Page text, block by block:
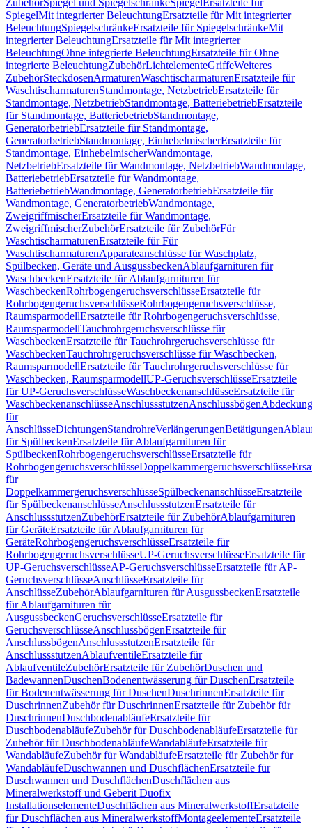
ZubehörSpiegel und SpiegelschränkeSpiegel Ersatzteile für
SpiegelMit integrierter BeleuchtungErsatzteile für Mit integrierter
BeleuchtungSpiegelschränkeErsatzteile für SpiegelschränkeMit
integrierter BeleuchtungErsatzteile für Mit integrierter
BeleuchtungOhne integrierte BeleuchtungErsatzteile für Ohne
integrierte BeleuchtungZubehörLichtelementeGriffeWeiteres
ZubehörSteckdosenArmaturenWaschtischarmaturenErsatzteile für
WaschtischarmaturenStandmontage, NetzbetriebErsatzteile für
Standmontage, NetzbetriebStandmontage, BatteriebetriebErsatzteile
für Standmontage, BatteriebetriebStandmontage,
GeneratorbetriebErsatzteile für Standmontage,
GeneratorbetriebStandmontage, EinhebelmischerErsatzteile für
Standmontage, EinhebelmischerWandmontage,
NetzbetriebErsatzteile für Wandmontage, NetzbetriebWandmontage,
BatteriebetriebErsatzteile für Wandmontage,
BatteriebetriebWandmontage, GeneratorbetriebErsatzteile für
Wandmontage, GeneratorbetriebWandmontage,
ZweigriffmischerErsatzteile für Wandmontage,
ZweigriffmischerZubehörErsatzteile für ZubehörFür
WaschtischarmaturenErsatzteile für Für
WaschtischarmaturenApparateanschlüsse für Waschplatz,
Spülbecken, Geräte und AusgussbeckenAblaufgarnituren für
WaschbeckenErsatzteile für Ablaufgarnituren für
WaschbeckenRohrbogengeruchsverschlüsseErsatzteile für
RohrbogengeruchsverschlüsseRohrbogengeruchsverschlüsse,
RaumsparmodellErsatzteile für Rohrbogengeruchsverschlüsse,
RaumsparmodellTauchrohrgeruchsverschlüsse für
WaschbeckenErsatzteile für Tauchrohrgeruchsverschlüsse für
WaschbeckenTauchrohrgeruchsverschlüsse für Waschbecken,
RaumsparmodellErsatzteile für Tauchrohrgeruchsverschlüsse für
Waschbecken, RaumsparmodellUP-GeruchsverschlüsseErsatzteile
für UP-GeruchsverschlüsseWaschbeckenanschlüsseErsatzteile für
WaschbeckenanschlüsseAnschlussstutzenAnschlussbögen
für
AnschlüsseDichtungenStandrohreVerlängerungenBetätigungen
für SpülbeckenErsatzteile für Ablaufgarnituren für
SpülbeckenRohrbogengeruchsverschlüsseErsatzteile für
RohrbogengeruchsverschlüsseDoppelkammergeruchsverschlüsse
für
DoppelkammergeruchsverschlüsseSpülbeckenanschlüsseErsatzteile
für SpülbeckenanschlüsseAnschlussstutzenErsatzteile für
AnschlussstutzenZubehörErsatzteile für ZubehörAblaufgarnituren
für GeräteErsatzteile für Ablaufgarnituren für
GeräteRohrbogengeruchsverschlüsseErsatzteile für
RohrbogengeruchsverschlüsseUP-GeruchsverschlüsseErsatzteile für
UP-GeruchsverschlüsseAP-GeruchsverschlüsseErsatzteile für AP-
GeruchsverschlüsseAnschlüsseErsatzteile für
AnschlüsseZubehörAblaufgarnituren für AusgussbeckenErsatzteile
für Ablaufgarnituren für
AusgussbeckenGeruchsverschlüsseErsatzteile für
GeruchsverschlüsseAnschlussbögenErsatzteile für
AnschlussbögenAnschlussstutzenErsatzteile für
AnschlussstutzenAblaufventileErsatzteile für
AblaufventileZubehörErsatzteile für ZubehörDuschen und
BadewannenDuschenBodenentwässerung für DuschenErsatzteile
für Bodenentwässerung für DuschenDuschrinnenErsatzteile für
DuschrinnenZubehör für DuschrinnenErsatzteile für Zubehör für
DuschrinnenDuschbodenabläufeErsatzteile für
DuschbodenabläufeZubehör für DuschbodenabläufeErsatzteile für
Zubehör für DuschbodenabläufeWandabläufeErsatzteile für
WandabläufeZubehör für WandabläufeErsatzteile für Zubehör für
WandabläufeDuschwannen und DuschflächenErsatzteile für
Duschwannen und DuschflächenDuschflächen aus
Mineralwerkstoff und Geberit Duofix
InstallationselementeDuschflächen aus MineralwerkstoffErsatzteile
für Duschflächen aus MineralwerkstoffMontageelementeErsatzteile